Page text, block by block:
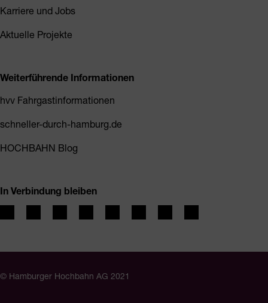
Karriere und Jobs
Aktuelle Projekte
Weiterführende Informationen
hvv Fahrgastinformationen
schneller-durch-hamburg.de
HOCHBAHN Blog
In Verbindung bleiben
© Hamburger Hochbahn AG 2021